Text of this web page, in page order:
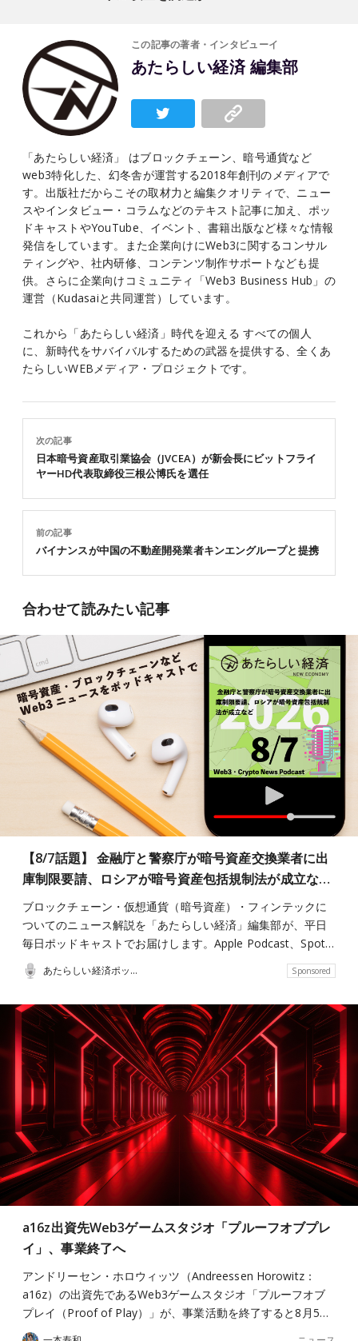
この記事の著者・インタビューイ
あたらしい経済 編集部
「あたらしい経済」 はブロックチェーン、暗号通貨など
web3特化した、幻冬舎が運営する2018年創刊のメディアで
す。出版社だからこその取材力と編集クオリティで、ニュー
スやインタビュー・コラムなどのテキスト記事に加え、ポッ
ドキャストやYouTube、イベント、書籍出版など様々な情報
発信をしています。また企業向けにWeb3に関するコンサル
ティングや、社内研修、コンテンツ制作サポートなども提
供。さらに企業向けコミュニティ「Web3 Business Hub」の
運営（Kudasaiと共同運営）しています。
これから「あたらしい経済」時代を迎える すべての個人
に、新時代をサバイバルするための武器を提供する、全くあ
たらしいWEBメディア・プロジェクトです。
前の記事
バイナンスが中国の不動産開発業者キンエングループと提携
次の記事
日本暗号資産取引業協会（JVCEA）が新会長にビットフライ
ヤーHD代表取締役三根公博氏を選任
合わせて読みたい記事
【8/7話題】 金融庁と警察庁が暗号資産交換業者に出
庫制限要請、ロシアが暗号資産包括規制法が成立な…
ブロックチェーン・仮想通貨（暗号資産）・フィンテックに
ついてのニュース解説を「あたらしい経済」編集部が、平日
毎日ポッドキャストでお届けします。Apple Podcast、Spot…
あたらしい経済ポッドキャスト Sponsored
a16z出資先Web3ゲームスタジオ「プルーフオブプレ
イ」、事業終了へ
アンドリーセン・ホロウィッツ（Andreessen Horowitz：
a16z）の出資先であるWeb3ゲームスタジオ「プルーフオブ
プレイ（Proof of Play）」が、事業活動を終了すると8月5…